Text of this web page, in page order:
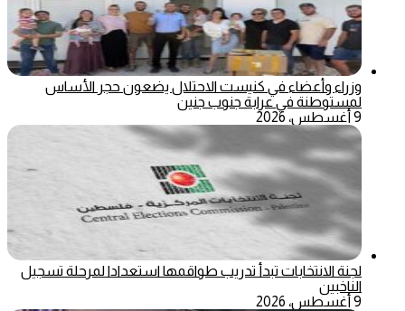
وزراء وأعضاء في كنيست الاحتلال يضعون حجر الأساس
لمستوطنة في عرابة جنوب جنين
9 أغسطس، 2026
لجنة الانتخابات تبدأ تدريب طواقمها استعدادا لمرحلة تسجيل
الناخبين
9 أغسطس، 2026